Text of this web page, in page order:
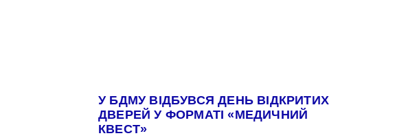
У БДМУ ВІДБУВСЯ ДЕНЬ ВІДКРИТИХ
ДВЕРЕЙ У ФОРМАТІ «МЕДИЧНИЙ
КВЕСТ»